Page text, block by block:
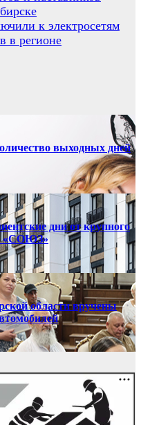
к электросетям
в регионе
выходных дней
дни от крупного
«СОЮЗ»
области вручены